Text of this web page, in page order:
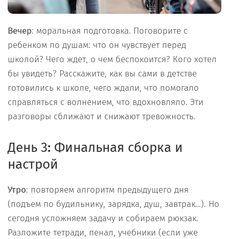
Вечер: моральная подготовка. Поговорите с
ребенком по душам: что он чувствует перед
школой? Чего ждет, о чем беспокоится? Кого хотел
бы увидеть? Расскажите, как вы сами в детстве
готовились к школе, чего ждали, что помогало
справляться с волнением, что вдохновляло. Эти
разговоры сближают и снижают тревожность.
День 3: Финальная сборка и
настрой
Утро: повторяем алгоритм предыдущего дня
(подъем по будильнику, зарядка, душ, завтрак…). Но
сегодня усложняем задачу и собираем рюкзак.
Разложите тетради, пенал, учебники (если уже